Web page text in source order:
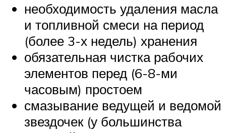
необходимость удаления масла
и топливной смеси на период
(более 3-х недель) хранения
обязательная чистка рабочих
элементов перед (6-8-ми
часовым) простоем
смазывание ведущей и ведомой
звездочек (у большинства